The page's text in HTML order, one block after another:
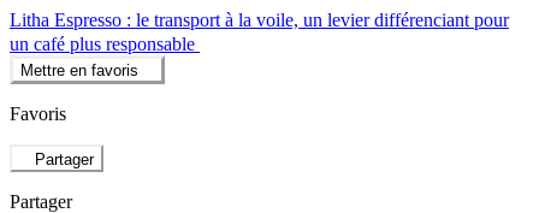
Litha Espresso : le transport à la voile, un levier différenciant pour
un café plus responsable
Mettre en favoris
Favoris
Partager
Partager